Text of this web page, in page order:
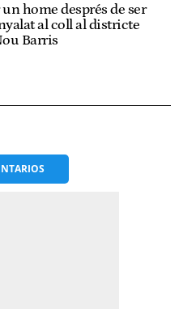
home després de ser
al coll al districte
Barris